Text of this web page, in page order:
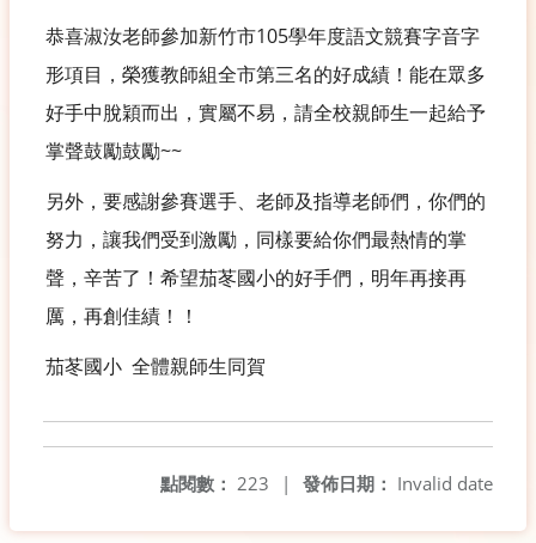
恭喜淑汝老師參加新竹市105學年度語文競賽字音字
形項目，榮獲教師組全市第三名的好成績！能在眾多
好手中脫穎而出，實屬不易，請全校親師生一起給予
掌聲鼓勵鼓勵~~
另外，要感謝參賽選手、老師及指導老師們，你們的
努力，讓我們受到激勵，同樣要給你們最熱情的掌
聲，辛苦了！希望茄苳國小的好手們，明年再接再
厲，再創佳績！！
茄苳國小 全體親師生同賀
發佈日期： Invalid date
點閱數： 223 |